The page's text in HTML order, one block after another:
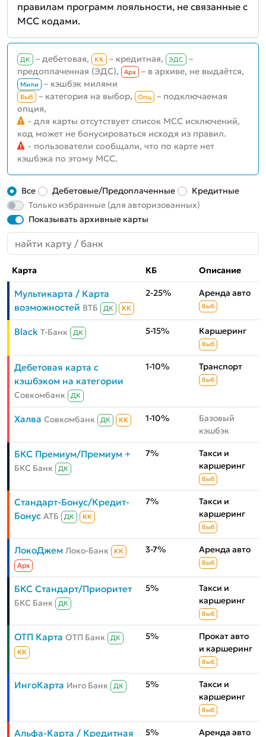
правилам программ лояльности, не связанные с
MCC кодами.
ДК – дебетовая, КК – кредитная, ЭДС
–
предоплаченная (ЭДС),
Aрх – в архиве, не выдаётся,
Мили – кэшбэк милями
Выб – категория на выбор, Опц
– подключаемая
опция,
- для карты отсутствует список MCC исключений,
код может не бонусироваться исходя из правил.
- пользователи сообщали, что по карте нет
кэшбэка по этому MCC.
Все Дебетовые/Предоплаченные
Кредитные
Только избранные (для авторизованных)
Показывать архивные карты
Карта КБ Описание
Мультикарта / Карта
возможностей ВТБ ДК КК
2-25% Аренда авто
Выб
Black Т-Банк ДК 5-15% Каршеринг
Выб
Дебетовая карта с
кэшбэком на категории
Совкомбанк ДК
1-10% Транспорт
Выб
Халва Совкомбанк ДК КК 1-10%
Базовый
кэшбэк
БКС Премиум/Премиум +
БКС Банк ДК
7%
Такси и
каршеринг
Выб
Стандарт-Бонус/Кредит-
Бонус АТБ ДК КК
7%
Такси и
каршеринг
Выб
ЛокоДжем Локо-Банк
КК
Aрх
3-7% Аренда авто
Выб
БКС Стандарт/Приоритет
БКС Банк ДК
5%
Такси и
каршеринг
Выб
ОТП Карта ОТП Банк
ДК
КК
5%
Прокат авто
и каршеринг
Выб
ИнгоКарта Инго Банк ДК 5%
Такси и
каршеринг
Выб
Альфа-Карта / Кредитная 5% Аренда авто